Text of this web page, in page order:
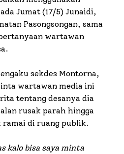
Jumat (17/5) Junaidi,
Pasongsongan, sama
wartawan
sekdes Montorna,
wartawan media ini
tentang desanya dia
rusak parah hingga
di ruang publik.
kalo bisa saya minta